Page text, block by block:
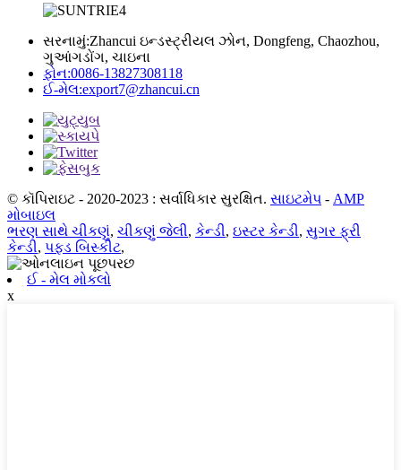
સરનામું:Zhancui ઇન્ડસ્ટ્રીયલ ઝોન, Dongfeng, Chaozhou,
ગુઆંગડોંગ, ચાઇના
ફોન:0086-13827308118
ઈ-મેલ:export7@zhancui.cn
© કૉપિરાઇટ - 2020-2023 : સર્વાધિકાર સુરક્ષિત. સાઇટમેપ - AMP
મોબાઇલ
ભરણ સાથે ચીકણું, ચીકણું જેલી, કેન્ડી, ઇસ્ટર કેન્ડી, સુગર ફ્રી
કેન્ડી, પફ્ડ બિસ્કીટ,
ઈ - મેલ મોકલો
x